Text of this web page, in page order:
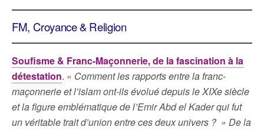
FM, Croyance & Religion
Soufisme & Franc-Maçonnerie, de la fascination à la
détestation. « Comment les rapports entre la franc-
maçonnerie et l’islam ont-ils évolué depuis le XIXe siècle
et la figure emblématique de l’Emir Abd el Kader qui fut
un véritable trait d’union entre ces deux univers ? » De la